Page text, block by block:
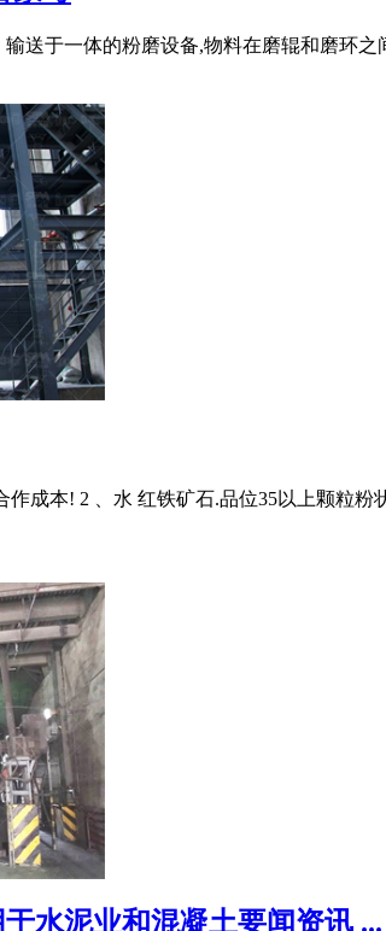
送于一体的粉磨设备,物料在磨辊和磨环
成本! 2 、水 红铁矿石.品位35以上颗粒
水泥业和混凝土要闻资讯 ...